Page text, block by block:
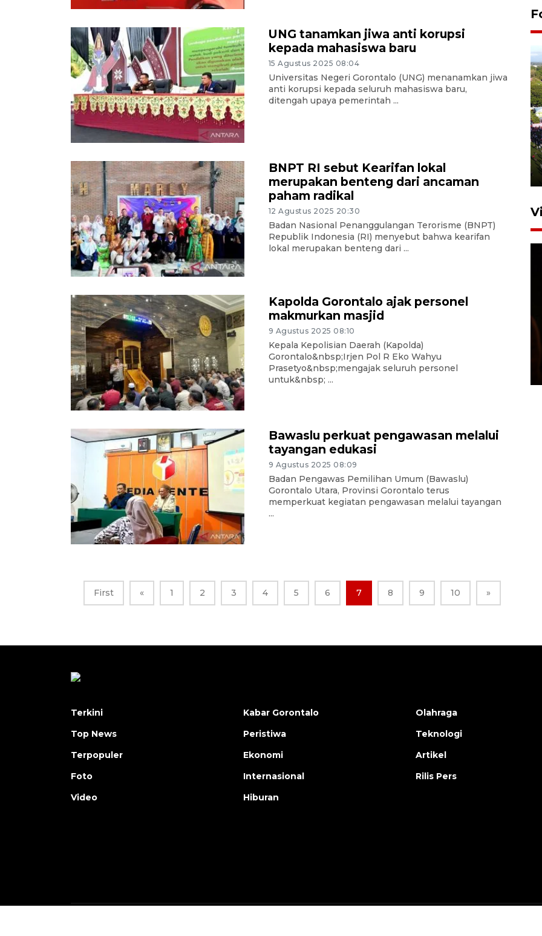
UNG tanamkan jiwa anti korupsi
kepada mahasiswa baru
15 Agustus 2025 08:04
Universitas Negeri Gorontalo (UNG) menanamkan jiwa
anti korupsi kepada seluruh mahasiswa baru,
ditengah upaya pemerintah ...
BNPT RI sebut Kearifan lokal
merupakan benteng dari ancaman
paham radikal
12 Agustus 2025 20:30
Badan Nasional Penanggulangan Terorisme (BNPT)
Republik Indonesia (RI) menyebut bahwa kearifan
lokal merupakan benteng dari ...
Kapolda Gorontalo ajak personel
makmurkan masjid
9 Agustus 2025 08:10
Kepala Kepolisian Daerah (Kapolda)
Gorontalo&nbsp;Irjen Pol R Eko Wahyu
Prasetyo&nbsp;mengajak seluruh personel
untuk&nbsp; ...
Bawaslu perkuat pengawasan melalui
tayangan edukasi
9 Agustus 2025 08:09
Badan Pengawas Pemilihan Umum (Bawaslu)
Gorontalo Utara, Provinsi Gorontalo terus
memperkuat kegiatan pengawasan melalui tayangan
...
First « 1 2 3 4 5 6 7 8 9 10 »
17 Agustus 2023 15:58
SPPG di Gorontalo jaga
kandungan gizi paket MBG
Ramadhan
23 Februari 2026 18:20
Terkini
Top News
Terpopuler
Foto
Video
Kabar Gorontalo
Peristiwa
Ekonomi
Internasional
Hiburan
Olahraga
Teknologi
Artikel
Rilis Pers